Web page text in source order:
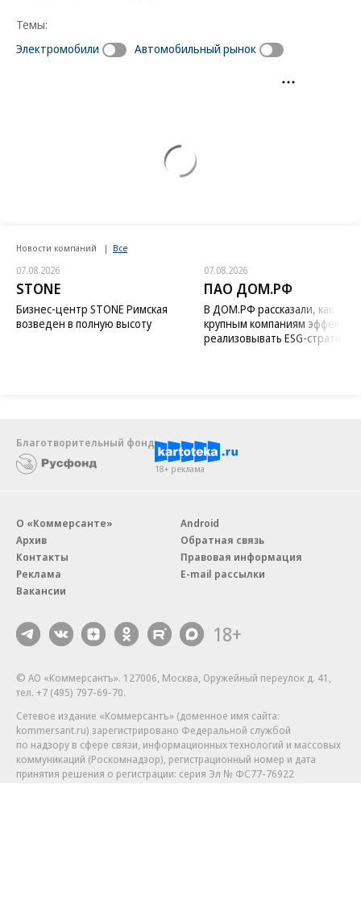
Темы:
Электромобили
Автомобильный рынок
Новости компаний Все
07.08.2026
STONE
Бизнес-центр STONE Римская
возведен в полную высоту
07.08.2026
ПАО ДОМ.РФ
В ДОМ.РФ рассказали, как
крупным компаниям
реализовывать ESG-стратегию
Благотворительный фонд
18+ реклама
О «Коммерсанте»
Архив
Контакты
Реклама
Вакансии
Android
Обратная связь
Правовая информация
E-mail рассылки
18+
© АО «Коммерсантъ». 127006, Москва, Оружейный переулок д. 41,
тел. +7 (495) 797-69-70.
Сетевое издание «Коммерсантъ» (доменное имя сайта:
kommersant.ru) зарегистрировано Федеральной службой
по надзору в сфере связи, информационных технологий и массовых
коммуникаций (Роскомнадзор), регистрационный номер и дата
принятия решения о регистрации: серия Эл № ФС77-76922